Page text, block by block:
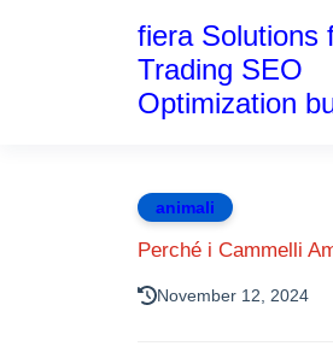
fiera Solutions
Trading SEO
Optimization
animali
Perché i Cammelli
November 12, 2024